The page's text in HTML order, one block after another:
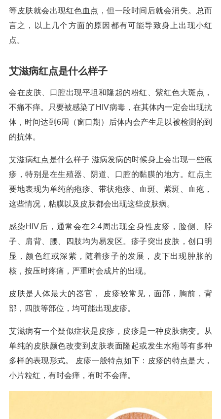
等皮肤就会出现红色血点，但一段时间后就会消失。总而
言之，以上几个方面的原因都有可能导致身上出现小红
点。
艾滋病红点是什么样子
会在皮肤、口腔出现平坦和隆起的粉红、紫红色大斑点，
不痛不痒。只要被感染了HIV病毒，在其体内一定会出现抗
体，时间达到6周（窗口期）后体内会产生足以被检测的到
的抗体。
艾滋病红点是什么样子 滋病发病的时候身上会出现一些疱
疹，特别是在生殖器、阴道、口腔的黏膜的地方。红点主
要地表现为单纯的疱疹、带状疱疹、血斑、紫斑、血疱，
这些情况，粘膜以及皮肤都会出现这些皮肤病。
感染HIV后，通常会在2-4周出现全身性皮疹，脸侧、脖
子、肩背、腰、四肢均为易发区。疹子突出皮肤，创口明
显，颜色红或深紫，随着疹子的发展，皮下出现肿胀的
核，按压时疼痛，严重时会成片的出现。
皮肤是人体最大的器官， 皮疹较常见，面部，胸前，背
部，四肢等部位，均可能出现皮疹。
艾滋病有一个疑似症状是皮疹，皮疹是一种皮肤病变。从
单纯的皮肤颜色改变到皮肤表面隆起或发生水疱等有多种
多样的表现形式。 皮疹一般特点如下：皮疹的特点是大，
小片粒红，有时会痒，有时不会痒。